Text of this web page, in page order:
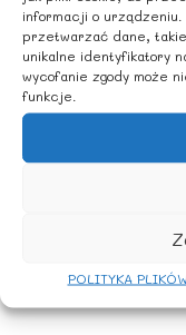
informacji o urządzeniu.
przetwarzać dane,
unikalne identyfikatory
wycofanie zgody może
funkcje.
POLITYKA
SPOSÓB
Płatki przed
mlekiem na kilka
znakomitym
chleba, a także
WARUNKI
Przechowywać w